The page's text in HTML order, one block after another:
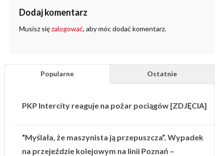
Dodaj komentarz
Musisz sięzalogować, aby móc dodać komentarz.
Popularne Ostatnie
PKP Intercity reaguje na pożar pociągów [ZDJĘCIA]
“Myślała, że maszynista ją przepuszcza”. Wypadek
na przejeździe kolejowym na linii Poznań –